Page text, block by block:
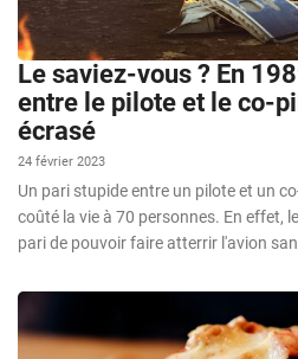
Le saviez-vous ? En
entre le pilote et le co-
écrasé
24 février 2023
Un pari stupide entre un pilote et un
coûté la vie à 70 personnes. En effet,
pari de pouvoir faire atterrir l'avion